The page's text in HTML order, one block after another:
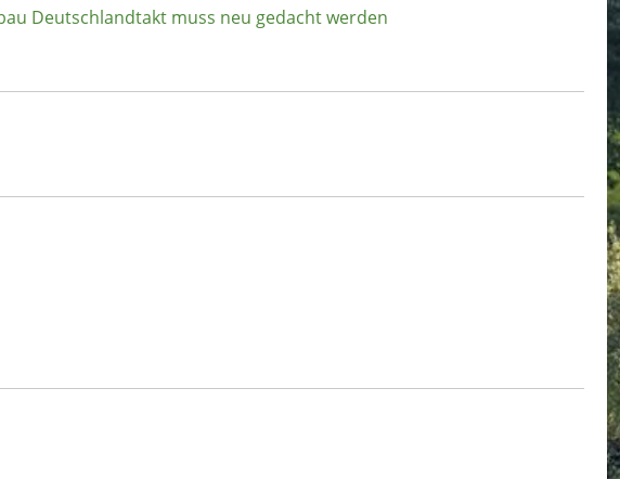
Deutschlandtakt muss neu gedacht werden